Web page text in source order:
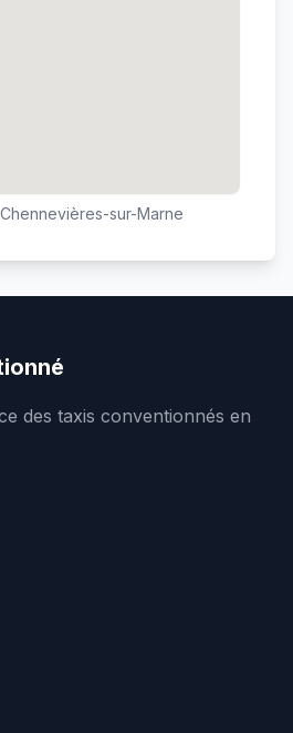
Chennevières-sur-Marne
des taxis conventionnés en